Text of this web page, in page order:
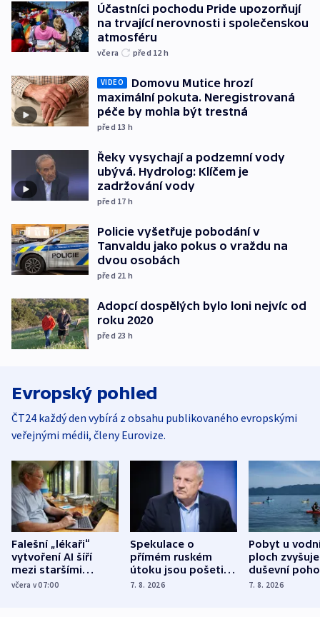
Účastníci pochodu Pride upozorňují
na trvající nerovnosti i společenskou
atmosféru
včera před 12 h
VIDEO
Domovu Mutice hrozí
maximální pokuta. Neregistrovaná
péče by mohla být trestná
před 13 h
Řeky vysychají a podzemní vody
ubývá. Hydrolog: Klíčem je
zadržování vody
před 17 h
Policie vyšetřuje pobodání v
Tanvaldu jako pokus o vraždu na
dvou osobách
před 21 h
Adopcí dospělých bylo loni nejvíc od
roku 2020
před 23 h
Evropský pohled
ČT24 každý den vybírá z obsahu publikovaného evropskými
veřejnými médii, členy Eurovize.
Falešní „lékaři“
vytvoření AI šíří
mezi staršími
Poláky nebezpečné
včera v 07:00
Spekulace o
přímém ruském
útoku jsou pošetilé,
míní estonský
7. 8. 2026
Pobyt u
ploch zvyšuje
duševní
ukázala
7. 8. 2026